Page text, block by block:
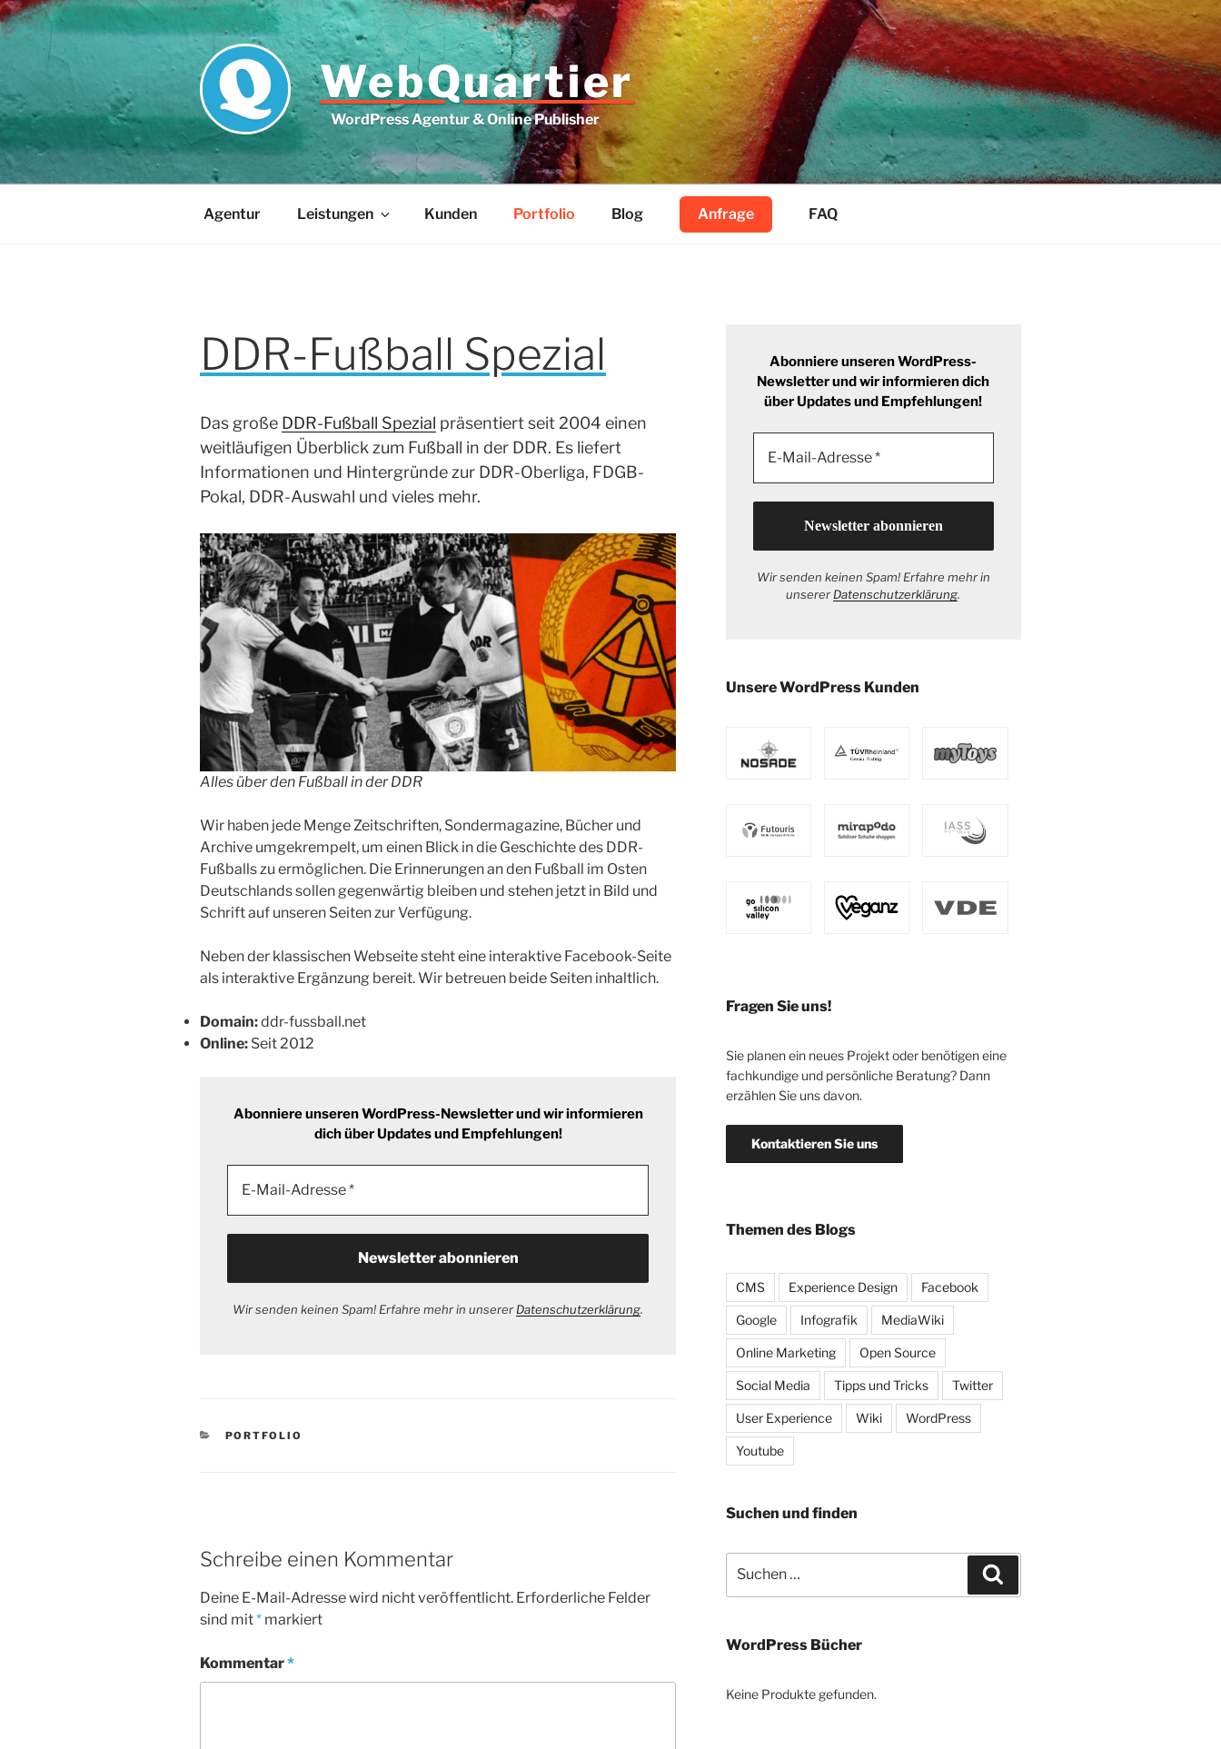
Zum
Inhalt
springen
WebQuartier
WordPress Agentur & Online Publisher
Agentur Leistungen Kunden Portfolio Blog Anfrage FAQ
DDR-Fußball Spezial
Das große DDR-Fußball Spezial präsentiert seit 2004 einen
weitläufigen Überblick zum Fußball in der DDR. Es liefert
Informationen und Hintergründe zur DDR-Oberliga, FDGB-
Pokal, DDR-Auswahl und vieles mehr.
Alles über den Fußball in der DDR
Wir haben jede Menge Zeitschriften, Sondermagazine, Bücher und
Archive umgekrempelt, um einen Blick in die Geschichte des DDR-
Fußballs zu ermöglichen. Die Erinnerungen an den Fußball im Osten
Deutschlands sollen gegenwärtig bleiben und stehen jetzt in Bild und
Schrift auf unseren Seiten zur Verfügung.
Neben der klassischen Webseite steht eine interaktive Facebook-Seite
als interaktive Ergänzung bereit. Wir betreuen beide Seiten inhaltlich.
Domain:ddr-fussball.net
Online: Seit 2012
Abonniere unseren WordPress-Newsletter und wir informieren
dich über Updates und Empfehlungen!
Wir senden keinen Spam! Erfahre mehr in unserer Datenschutzerklärung.
KATEGORIEN
PORTFOLIO
Schreibe einen Kommentar
Deine E-Mail-Adresse wird nicht veröffentlicht. Erforderliche Felder
sind mit* markiert
Kommentar*
Abonniere unseren WordPress-
Newsletter und wir informieren dich
über Updates und Empfehlungen!
Wir senden keinen Spam! Erfahre mehr in
unserer Datenschutzerklärung.
Unsere WordPress Kunden
Fragen Sie uns!
Sie planen ein neues Projekt oder benötigen eine
fachkundige und persönliche Beratung? Dann
erzählen Sie uns davon.
Kontaktieren Sie uns
Themen des Blogs
CMS Experience Design Facebook
Google Infografik MediaWiki
Online Marketing Open Source
Social Media Tipps und Tricks Twitter
User Experience Wiki WordPress
Youtube
Suchen und finden
nach:
WordPress Bücher
Keine Produkte gefunden.